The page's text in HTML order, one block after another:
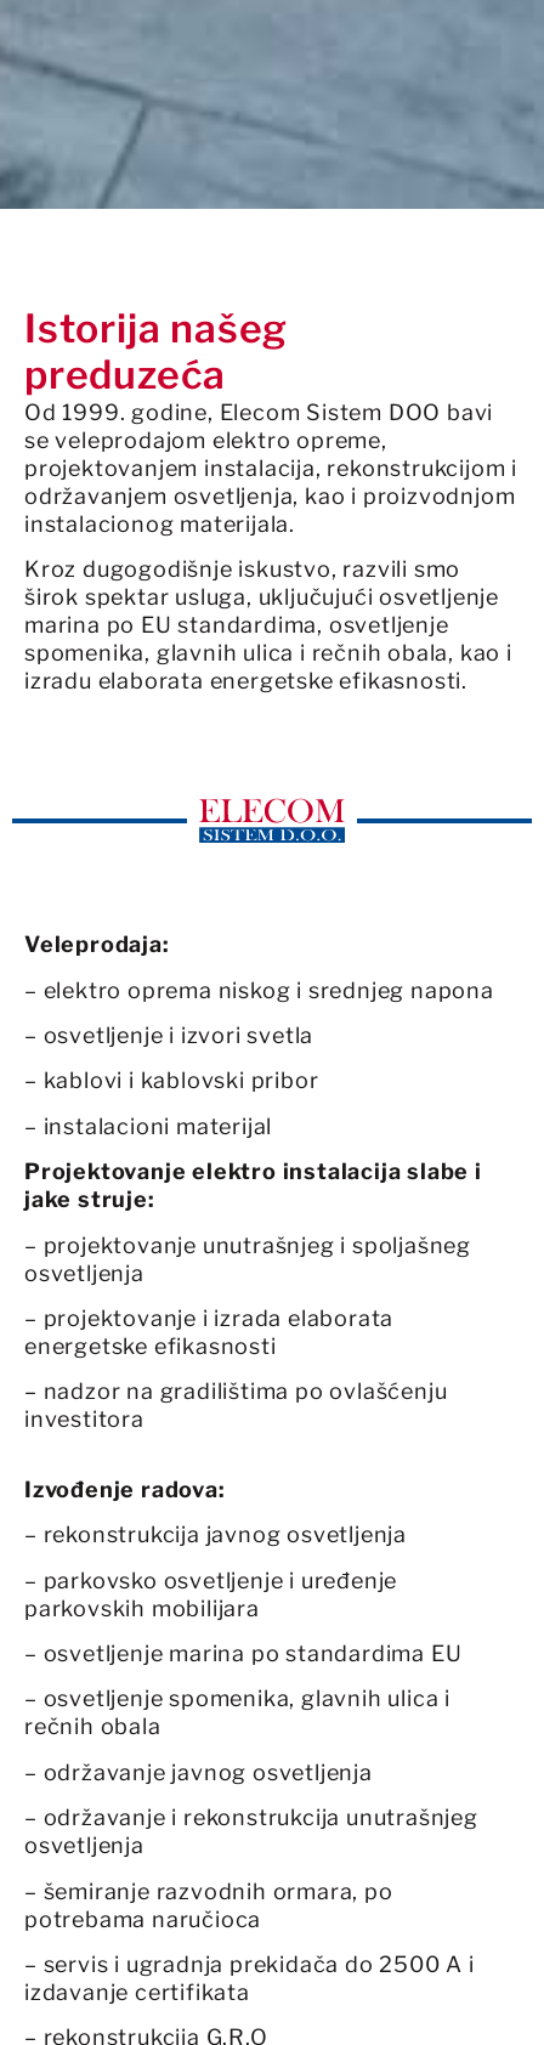
Istorija našeg
preduzeća
Od 1999. godine, Elecom Sistem DOO bavi
se veleprodajom elektro opreme,
projektovanjem instalacija, rekonstrukcijom i
održavanjem osvetljenja, kao i proizvodnjom
instalacionog materijala.
Kroz dugogodišnje iskustvo, razvili smo
širok spektar usluga, uključujući osvetljenje
marina po EU standardima, osvetljenje
spomenika, glavnih ulica i rečnih obala, kao i
izradu elaborata energetske efikasnosti.
Veleprodaja:
– elektro oprema niskog i srednjeg napona
– osvetljenje i izvori svetla
– kablovi i kablovski pribor
– instalacioni materijal
Projektovanje elektro instalacija slabe i
jake struje:
– projektovanje unutrašnjeg i spoljašneg
osvetljenja
– projektovanje i izrada elaborata
energetske efikasnosti
– nadzor na gradilištima po ovlašćenju
investitora
Izvođenje radova:
– rekonstrukcija javnog osvetljenja
– parkovsko osvetljenje i uređenje
parkovskih mobilijara
– osvetljenje marina po standardima EU
– osvetljenje spomenika, glavnih ulica i
rečnih obala
– održavanje javnog osvetljenja
– održavanje i rekonstrukcija unutrašnjeg
osvetljenja
– šemiranje razvodnih ormara, po
potrebama naručioca
– servis i ugradnja prekidača do 2500 A i
izdavanje certifikata
– rekonstrukcija G.R.O